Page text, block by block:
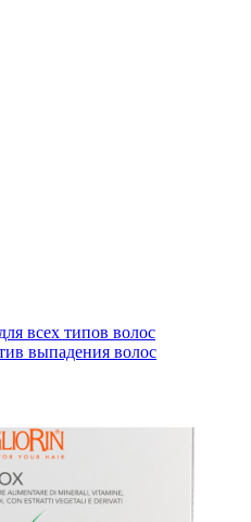
всех типов волос
выпадения волос